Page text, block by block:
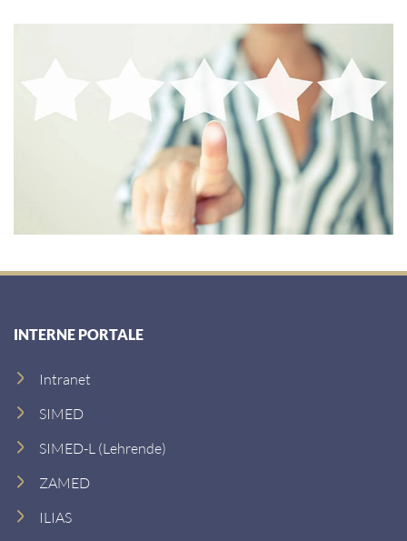
INTERNE PORTALE
Intranet
SIMED
SIMED-L (Lehrende)
ZAMED
ILIAS